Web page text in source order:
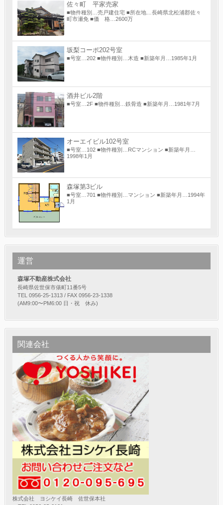
佐々町 平家売家
■物件種別…売戸建住宅 ■所在地…長崎県北松浦郡佐々
町市瀬免 ■価 格…2600万
坂梨コーポ202号室
■号室…202 ■物件種別…木造 ■新築年月…1985年1月
酒井ビル2階
■号室…2F ■物件種別…鉄骨造 ■新築年月…1981年7月
オーエイビル102号室
■号室…102 ■物件種別…RCマンション ■新築年月…
1998年1月
森塚第3ビル
■号室…701 ■物件種別…マンション ■新築年月…1994年
1月
運営
森塚不動産株式会社
長崎県佐世保市俵町11番5号
TEL 0956-25-1313 / FAX 0956-23-1338
(AM9:00〜PM6:00 日・祝 休み)
関連会社
株式会社 ヨシケイ長崎 佐世保本社